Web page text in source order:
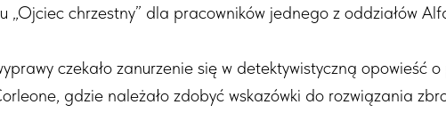
„Ojciec chrzestny” dla pracowników jednego z oddziałów
czekało zanurzenie się w detektywistyczną opowieść
gdzie należało zdobyć wskazówki do rozwiązania